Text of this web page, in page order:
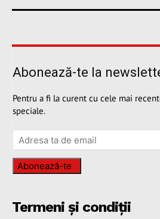
Abonează-te la
Pentru a fi la curent cu cele mai
speciale.
Abonează-te
Termeni și condiții